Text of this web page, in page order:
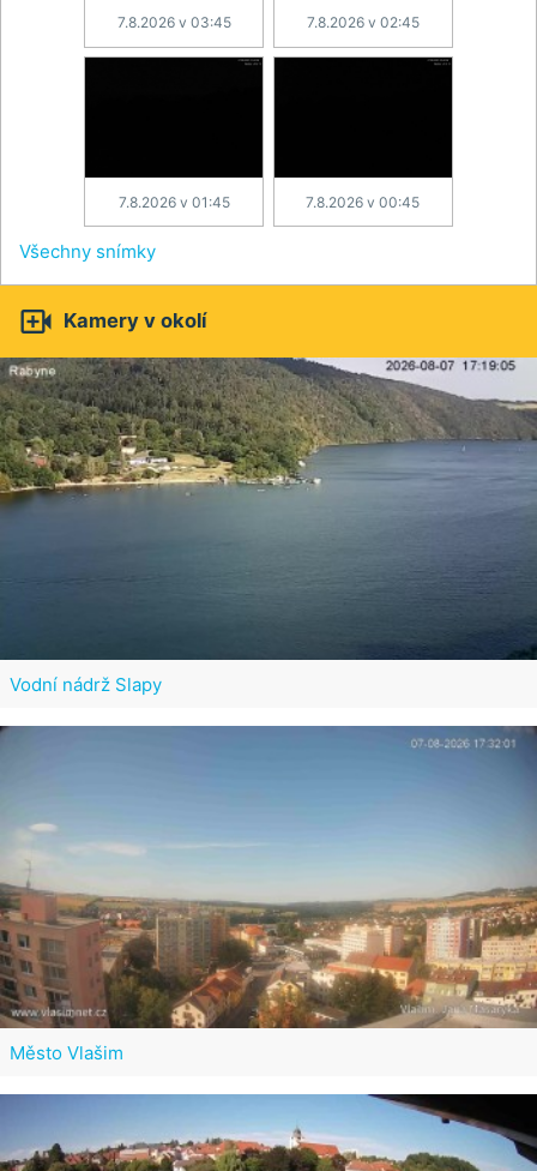
7.8.2026 v 03:45 7.8.2026 v 02:45
7.8.2026 v 01:45 7.8.2026 v 00:45
Všechny snímky
 Kamery v okolí
Vodní nádrž Slapy
Město Vlašim